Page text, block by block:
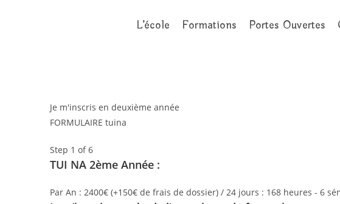
L’école Formations Portes Ouvertes
Je m'inscris en deuxième année
FORMULAIRE tuina
Step 1 of 6
TUI NA 2ème Année :
Par An : 2400€ (+150€ de frais de dossier) / 24 jours : 168 heures - 6